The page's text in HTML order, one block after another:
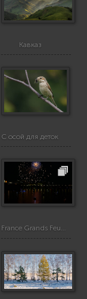
Кавказ
С осой для деток
La France Grands Feux du Casino Lac Leamy